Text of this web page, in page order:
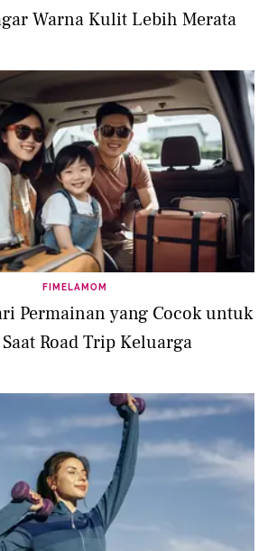
Warna Kulit Lebih Merata
FIMELAMOM
Permainan yang Cocok untuk
Road Trip Keluarga